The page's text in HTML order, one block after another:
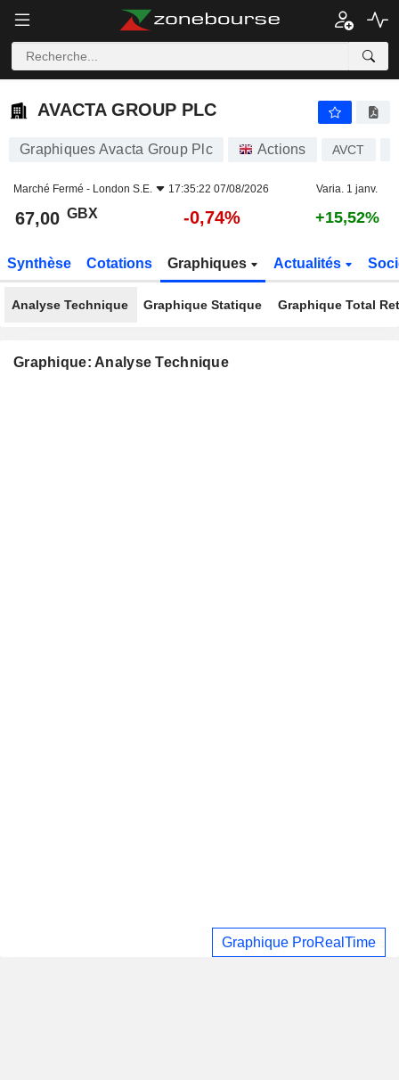
AVACTA GROUP PLC
AVACTA GROUP PLC
Graphiques Avacta Group Plc Actions AVCT
Marché Fermé - London S.E. 17:35:22 07/08/2026 Varia. 1 janv.
67,00 GBX -0,74% +15,52%
Synthèse Cotations Graphiques Actualités
Analyse Technique Graphique Statique Graphique Total
Graphique: Analyse Technique
Graphique ProRealTime